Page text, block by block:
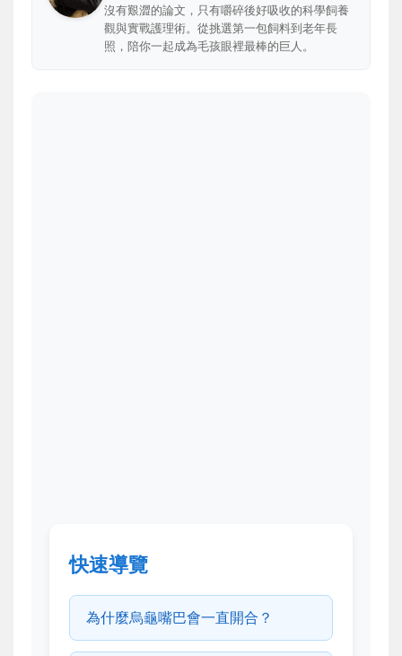
沒有艱澀的論文，只有嚼碎後好吸收的科學飼養
觀與實戰護理術。從挑選第一包飼料到老年長
照，陪你一起成為毛孩眼裡最棒的巨人。
快速導覽
為什麼烏龜嘴巴會一直開合？